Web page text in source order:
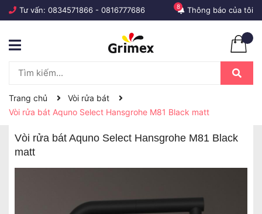
Tư vấn: 0834571866 - 0816777686 Thông báo của tôi
8
Trang chủ
Vòi rửa bát
Vòi rửa bát Aquno Select Hansgrohe M81 Black matt
Vòi rửa bát Aquno Select Hansgrohe M81 Black
matt